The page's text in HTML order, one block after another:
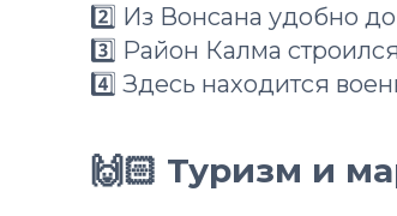
2️⃣ Из Вонсана удобно
3️⃣ Район Калма
4️⃣ Здесь находится
🙌🏻 Туризм и